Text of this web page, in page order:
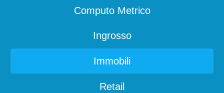
Computo Metrico
Ingrosso
Immobili
Retail